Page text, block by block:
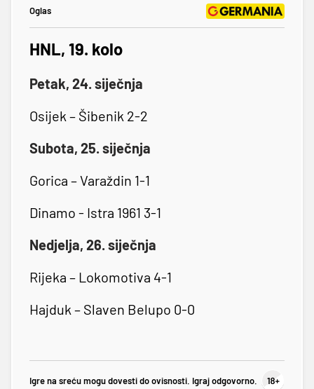
Oglas
HNL, 19. kolo
Petak, 24. siječnja
Osijek – Šibenik 2-2
Subota, 25. siječnja
Gorica – Varaždin 1-1
Dinamo - Istra 1961 3-1
Nedjelja, 26. siječnja
Rijeka – Lokomotiva 4-1
Hajduk – Slaven Belupo 0-0
Igre na sreću mogu dovesti do ovisnosti. Igraj odgovorno.